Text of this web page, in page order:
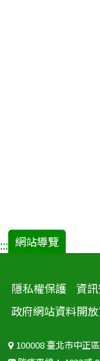
::: 網站導覽
隱私權保護 資
政府網站資料開
100008 臺北市中正